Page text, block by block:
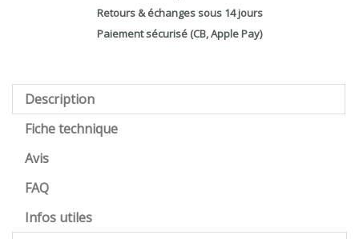
Retours & échanges sous 14 jours
Paiement sécurisé (CB, Apple Pay)
Description
Fiche technique
Avis
FAQ
Infos utiles